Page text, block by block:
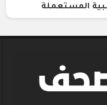
المستعملة